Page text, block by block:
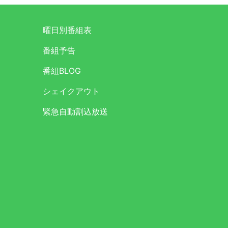
曜日別番組表
番組予告
番組BLOG
シェイクアウト
緊急自動割込放送